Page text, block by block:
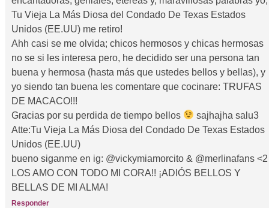
Tu Vieja La Más Diosa del Condado De Texas Estados
Unidos (EE.UU) me retiro!
Ahh casi se me olvida; chicos hermosos y chicas hermosas
no se si les interesa pero, he decidido ser una persona tan
buena y hermosa (hasta más que ustedes bellos y bellas), y
yo siendo tan buena les comentare que cocinare: TRUFAS
DE MACACO!!!
Gracias por su perdida de tiempo bellos
sajhajha salu3
Atte:Tu Vieja La Más Diosa del Condado De Texas Estados
Unidos (EE.UU)
bueno siganme en ig: @vickymiamorcito & @merlinafans <2
LOS AMO CON TODO MI CORA!! ¡ADIÓS BELLOS Y
BELLAS DE MI ALMA!
Responder